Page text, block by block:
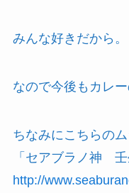
みんな好きだから。
なので今後もカレ
ちなみにこちらの
「セアブラノ神 壬
http://